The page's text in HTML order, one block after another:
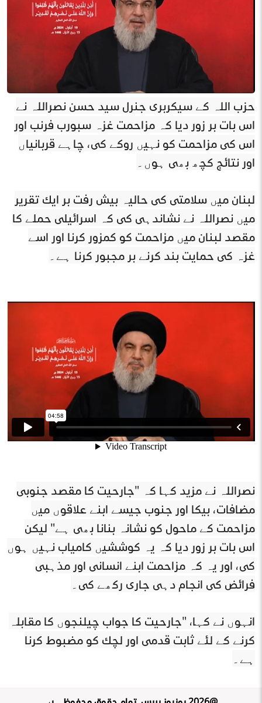
حزب اللہ کے سیکرٹری جنرل سید حسن نصراللہ نے
اس بات پر زور دیا کہ مزاحمت غزہ سپورٹ فرنٹ اور
اس کی مزاحمت کو نہیں روکے گی، چاہے قربانیاں
اور نتائج کچھ بھی ہوں۔
لبنان میں سلامتی کی حالیہ پیش رفت پر ایک تقریر
میں نصراللہ نے نشاندہی کی کہ اسرائیلی حملے کا
مقصد لبنان میں مزاحمت کو کمزور کرنا اور اسے
غزہ کی حمایت بند کرنے پر مجبور کرنا ہے۔
نصراللہ نے مزید کہا کہ "جارحیت کا مقصد جنوبی
مضافات، بیکا اور جنوب جیسے اپنے علاقوں میں
مزاحمت کے ماحول کو نشانہ بنانا بھی ہے" لیکن
اس بات پر زور دیا کہ یہ کوششیں کامیاب نہیں ہوں
گی، اور یہ کہ مزاحمت اپنے انسانی اور مذہبی
فرائض کی انجام دہی جاری رکھے گی۔
انہوں نے کہا، "جارحیت کا جواب چیلنجوں کا مقابلہ
کرنے کے لئے ثابت قدمی اور لچک کو مضبوط کرنا
ہے۔